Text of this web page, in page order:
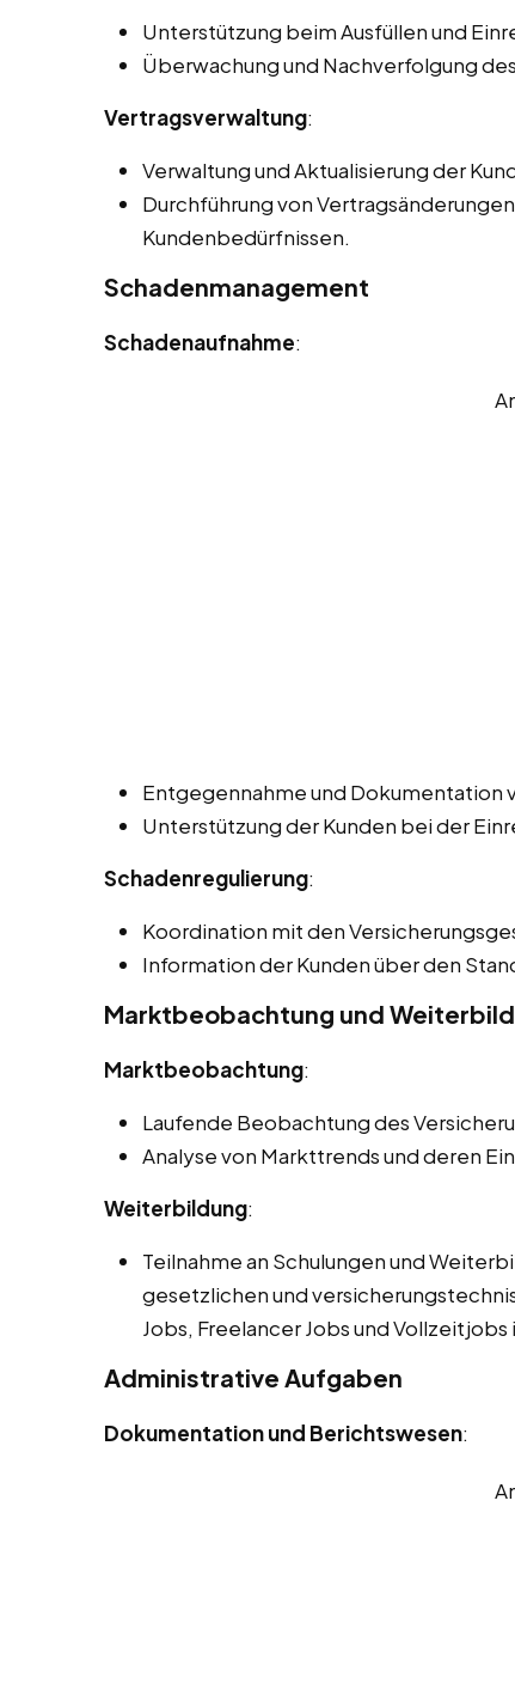
Unterstützung beim Ausfüllen und
Überwachung und Nachverfolgung
Vertragsverwaltung:
Verwaltung und Aktualisierung der
Durchführung von
Kundenbedürfnissen.
Schadenmanagement
Schadenaufnahme:
Entgegennahme und Dokumentation
Unterstützung der Kunden bei der
Schadenregulierung:
Koordination mit den
Information der Kunden über den
Marktbeobachtung und
Marktbeobachtung:
Laufende Beobachtung des
Analyse von Markttrends und deren
Weiterbildung:
Teilnahme an Schulungen und
gesetzlichen und
Jobs, Freelancer Jobs und
Administrative Aufgaben
Dokumentation und Berichtswesen: